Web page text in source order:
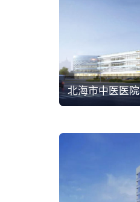
北海市中医医院